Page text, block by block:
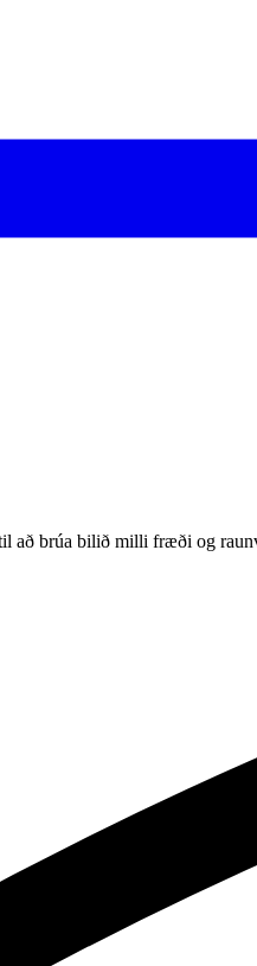
að brúa bilið milli fræði og